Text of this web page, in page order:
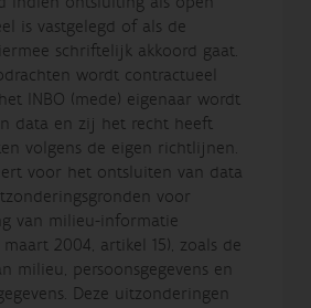
is vastgelegd of als de
schriftelijk akkoord gaat.
wordt contractueel
INBO (mede) eigenaar wordt
data en zij het recht heeft
volgens de eigen richtlijnen.
voor het ontsluiten van data
voor
van milieu-informatie
2004, artikel 15), zoals de
milieu, persoonsgegevens en
Deze uitzonderingen